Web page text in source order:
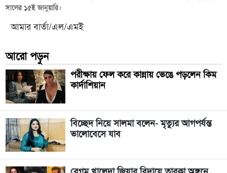
সালের ১৫ই জানুয়ারি।
আমার বার্তা/এল/এমই
আরো পড়ুন
পরীক্ষায় ফেল করে কান্নায় ভেঙে পড়লেন কিম
কার্দাশিয়ান
বিচ্ছেদ নিয়ে সালমা বলেন- ‍‌‌‌মৃত্যুর আগপর্যন্ত
ভালোবেসে যাব